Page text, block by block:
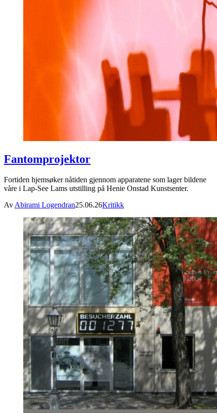
Fantomprojektor
Fortiden hjemsøker nåtiden gjennom apparatene som lager bildene
våre i Lap-See Lams utstilling på Henie Onstad Kunstsenter.
Av Abirami Logendran25.06.26Kritikk